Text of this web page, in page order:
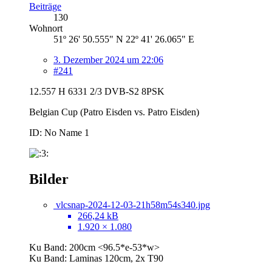
Beiträge
130
Wohnort
51º 26' 50.555" N 22º 41' 26.065" E
3. Dezember 2024 um 22:06
#241
12.557 H 6331 2/3 DVB-S2 8PSK
Belgian Cup (Patro Eisden vs. Patro Eisden)
ID: No Name 1
Bilder
vlcsnap-2024-12-03-21h58m54s340.jpg
266,24 kB
1.920 × 1.080
Ku Band: 200cm <96.5*e-53*w>
Ku Band: Laminas 120cm, 2x T90